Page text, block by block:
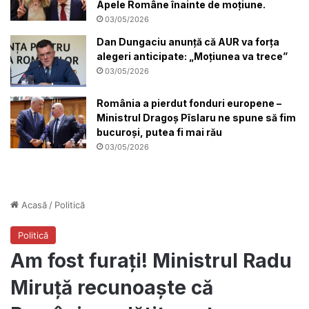
Apele Române înainte de moțiune.
03/05/2026
Dan Dungaciu anunță că AUR va forța
alegeri anticipate: „Moțiunea va trece”
03/05/2026
România a pierdut fonduri europene –
Ministrul Dragoș Pîslaru ne spune să fim
bucuroși, putea fi mai rău
03/05/2026